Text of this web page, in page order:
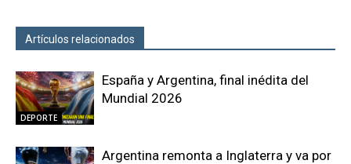
Artículos relacionados
DEPORTE
España y Argentina, final inédita del
Mundial 2026
Argentina remonta a Inglaterra y va por